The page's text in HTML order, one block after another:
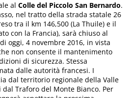
alColle del Piccolo San Bernardo.
nel tratto della strada statale 26
tra il km 146,500 (La Thuile) e il
con la Francia), sarà chiuso al
oggi, 4 novembre 2016, in vista
non consente il mantenimento
di sicurezza. Stessa
dalle autorità francesi. I
dal territorio regionale della Valle
dal Traforo del Monte Bianco. Per